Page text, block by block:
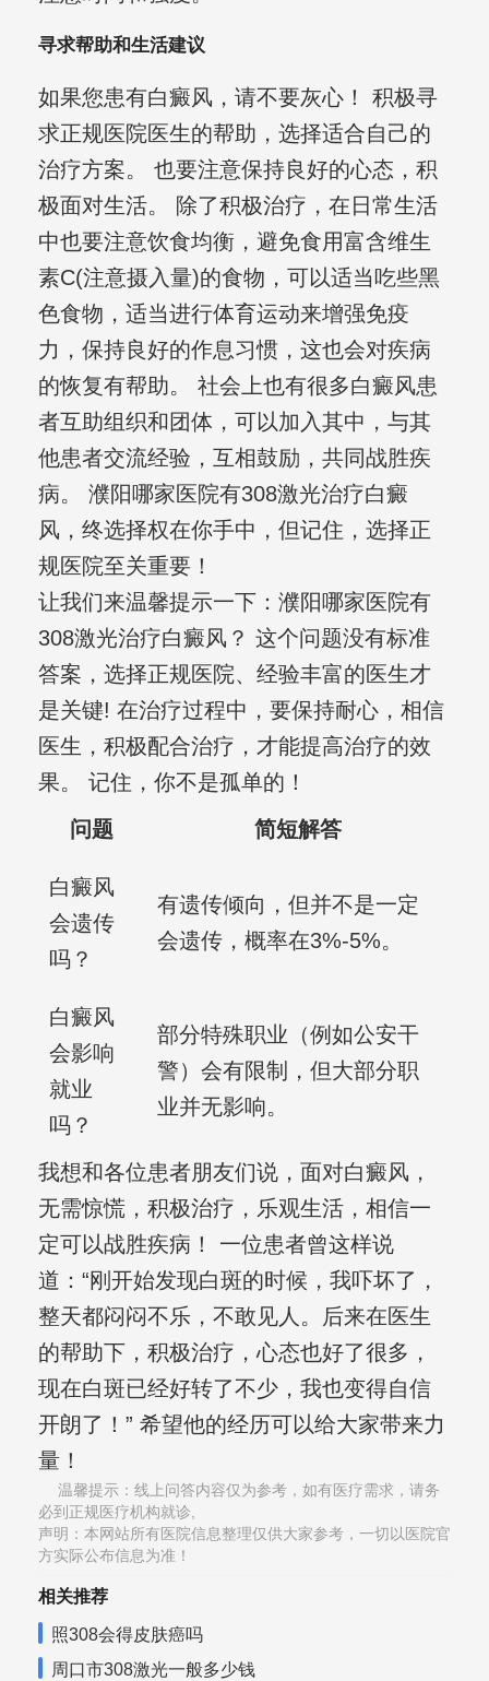
寻求帮助和生活建议
如果您患有白癜风，请不要灰心！ 积极寻
求正规医院医生的帮助，选择适合自己的
治疗方案。 也要注意保持良好的心态，积
极面对生活。 除了积极治疗，在日常生活
中也要注意饮食均衡，避免食用富含维生
素C(注意摄入量)的食物，可以适当吃些黑
色食物，适当进行体育运动来增强免疫
力，保持良好的作息习惯，这也会对疾病
的恢复有帮助。 社会上也有很多白癜风患
者互助组织和团体，可以加入其中，与其
他患者交流经验，互相鼓励，共同战胜疾
病。 濮阳哪家医院有308激光治疗白癜
风，终选择权在你手中，但记住，选择正
规医院至关重要！
让我们来温馨提示一下：濮阳哪家医院有
308激光治疗白癜风？ 这个问题没有标准
答案，选择正规医院、经验丰富的医生才
是关键! 在治疗过程中，要保持耐心，相信
医生，积极配合治疗，才能提高治疗的效
果。 记住，你不是孤单的！
问题
简短解答
白癜风
会遗传
吗？
有遗传倾向，但并不是一定
会遗传，概率在3%-5%。
白癜风
会影响
就业
吗？
部分特殊职业（例如公安干
警）会有限制，但大部分职
业并无影响。
我想和各位患者朋友们说，面对白癜风，
无需惊慌，积极治疗，乐观生活，相信一
定可以战胜疾病！ 一位患者曾这样说
道：“刚开始发现白斑的时候，我吓坏了，
整天都闷闷不乐，不敢见人。后来在医生
的帮助下，积极治疗，心态也好了很多，
现在白斑已经好转了不少，我也变得自信
开朗了！” 希望他的经历可以给大家带来力
量！
温馨提示：线上问答内容仅为参考，如有医疗需求，请务
必到正规医疗机构就诊,
声明：本网站所有医院信息整理仅供大家参考，一切以医院官
方实际公布信息为准！
相关推荐
照308会得皮肤癌吗
周口市308激光一般多少钱